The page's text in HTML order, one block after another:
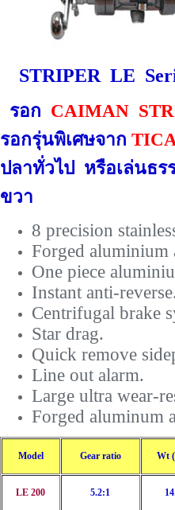
STRIPER LE
รอก CAIMAN
รอกรุ่นพิเศษจาก
ปลาทั่วไป หรือเล่นธ
ขวา
8 precision
Forged aluminium
One piece
Instant anti-
Centrifugal brake
Star drag.
Quick remove
Line out alarm.
Large ultra wear-
Forged aluminum
Model Gear ratio Wt
LE 200 5.2:1